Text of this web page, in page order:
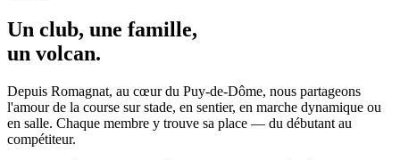
Un club, une famille,
un volcan.
Depuis Romagnat, au cœur du Puy-de-Dôme, nous partageons
l'amour de la course sur stade, en sentier, en marche dynamique ou
en salle. Chaque membre y trouve sa place — du débutant au
compétiteur.